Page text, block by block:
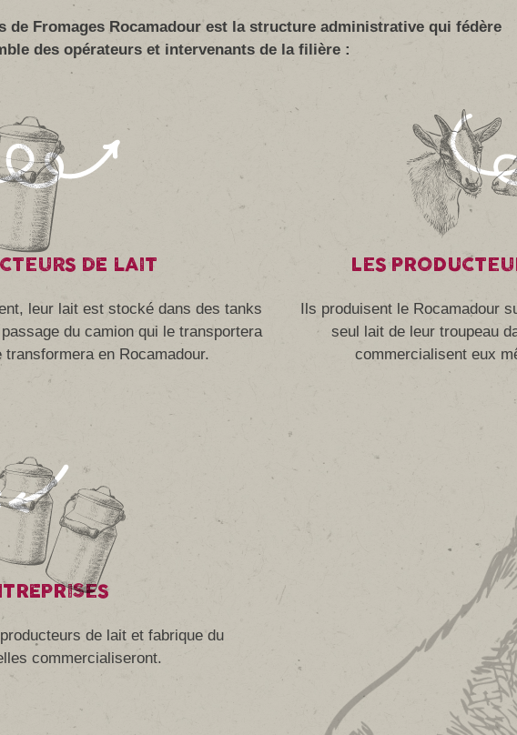
de Fromages Rocamadour est la structure administrative qui fédère
des opérateurs et intervenants de la filière :
DE LAIT
leur lait est stocké dans des tanks
du camion qui le transportera
en Rocamadour.
LES
Ils produisent le Rocamadour
seul lait de leur troupeau
commercialisent eux
de lait et fabrique du
commercialiseront.